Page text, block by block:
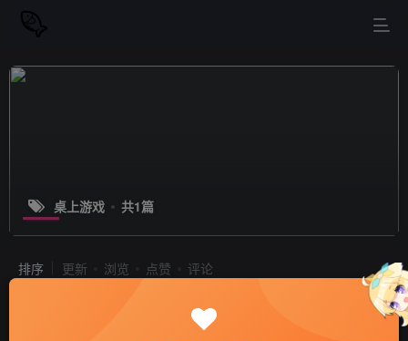
桌上游戏 共1篇
排序 更新 浏览 点赞 评论
紫色晶石/石质碎片（Stoneshard）
BUILD 16953916 免安装中文版